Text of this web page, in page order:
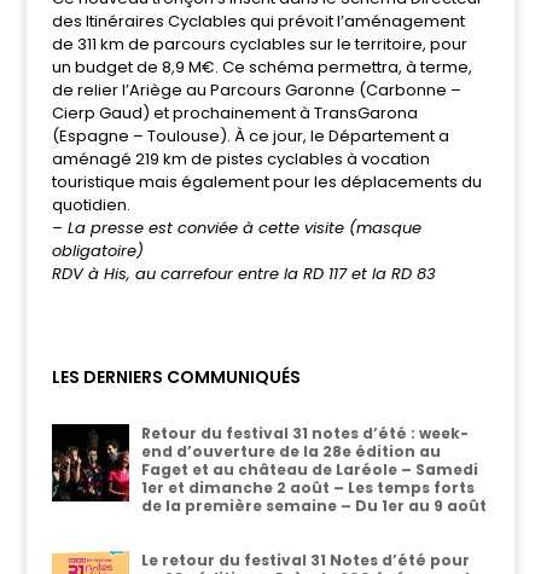
des Itinéraires Cyclables qui prévoit l’aménagement
de 311 km de parcours cyclables sur le territoire, pour
un budget de 8,9 M€. Ce schéma permettra, à terme,
de relier l’Ariège au Parcours Garonne (Carbonne –
Cierp Gaud) et prochainement à TransGarona
(Espagne – Toulouse). À ce jour, le Département a
aménagé 219 km de pistes cyclables à vocation
touristique mais également pour les déplacements du
quotidien.
– La presse est conviée à cette visite (masque
obligatoire)
RDV à His, au carrefour entre la RD 117 et la RD 83
LES DERNIERS COMMUNIQUÉS
Retour du festival 31 notes d’été : week-
end d’ouverture de la 28e édition au
Faget et au château de Laréole – Samedi
1er et dimanche 2 août – Les temps forts
de la première semaine – Du 1er au 9 août
Le retour du festival 31 Notes d’été pour